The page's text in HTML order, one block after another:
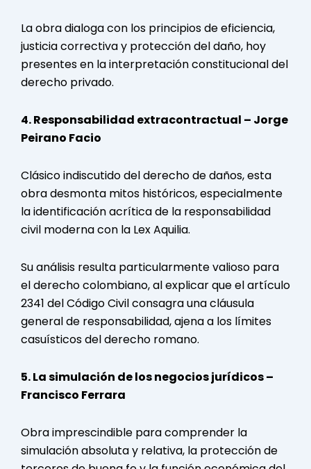
La obra dialoga con los principios de eficiencia,
justicia correctiva y protección del daño, hoy
presentes en la interpretación constitucional del
derecho privado.
4. Responsabilidad extracontractual – Jorge
Peirano Facio
Clásico indiscutido del derecho de daños, esta
obra desmonta mitos históricos, especialmente
la identificación acrítica de la responsabilidad
civil moderna con la Lex Aquilia.
Su análisis resulta particularmente valioso para
el derecho colombiano, al explicar que el artículo
2341 del Código Civil consagra una cláusula
general de responsabilidad, ajena a los límites
casuísticos del derecho romano.
5. La simulación de los negocios jurídicos –
Francisco Ferrara
Obra imprescindible para comprender la
simulación absoluta y relativa, la protección de